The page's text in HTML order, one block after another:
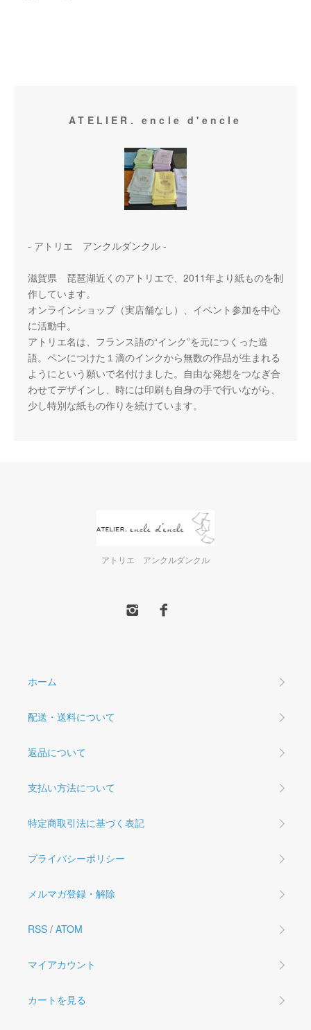
ATELIER. encle d'encle
- アトリエ アンクルダンクル -
滋賀県 琵琶湖近くのアトリエで、2011年より紙ものを制
作しています。
オンラインショップ（実店舗なし）、イベント参加を中心
に活動中。
アトリエ名は、フランス語の“インク”を元につくった造
語。ペンにつけた１滴のインクから無数の作品が生まれる
ようにという願いで名付けました。自由な発想をつなぎ合
わせてデザインし、時には印刷も自身の手で行いながら、
少し特別な紙もの作りを続けています。
アトリエ アンクルダンクル
ホーム
配送・送料について
返品について
支払い方法について
特定商取引法に基づく表記
プライバシーポリシー
メルマガ登録・解除
RSS / ATOM
マイアカウント
カートを見る